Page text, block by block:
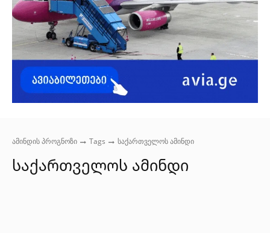
ამინდის პროგნოზი Tags საქართველოს ამინდი
საქართველოს ამინდი